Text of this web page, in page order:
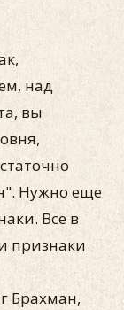
над
вы
Нужно еще
Все в
признаки
Брахман,